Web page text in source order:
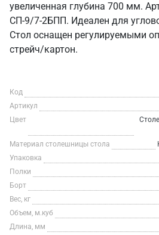
увеличенная глубина 700 мм.
СП-9/7-2БПП. Идеален для
Стол оснащен регулируемыми
стрейч/картон.
Код
Артикул
Цвет
Материал столешницы стола
Упаковка
Полки
Борт
Вес, кг
Объем, м.куб
Длина, мм